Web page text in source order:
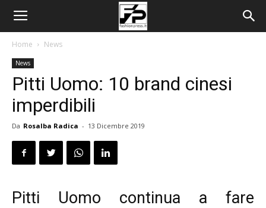
Home News
News
Pitti Uomo: 10 brand cinesi
imperdibili
Da Rosalba Radica - 13 Dicembre 2019
Pitti Uomo continua a fare